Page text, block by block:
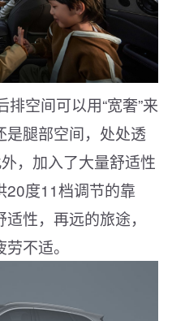
空间可以用“宽奢”来
是腿部空间，处处透
，加入了大量舒适性
20度11档调节的靠
性，再远的旅途，
不适。